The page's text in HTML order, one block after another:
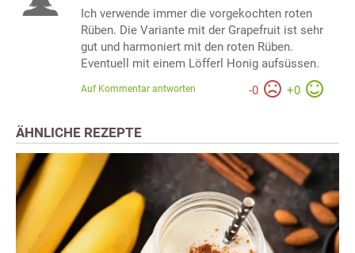
Ich verwende immer die vorgekochten roten
Rüben. Die Variante mit der Grapefruit ist sehr
gut und harmoniert mit den roten Rüben.
Eventuell mit einem Löfferl Honig aufsüssen.
-0 +0
Auf Kommentar antworten
ÄHNLICHE REZEPTE